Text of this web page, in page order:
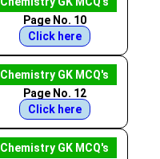
Page No. 10
Click here
Chemistry GK MCQ's
Page No. 12
Click here
Chemistry GK MCQ's